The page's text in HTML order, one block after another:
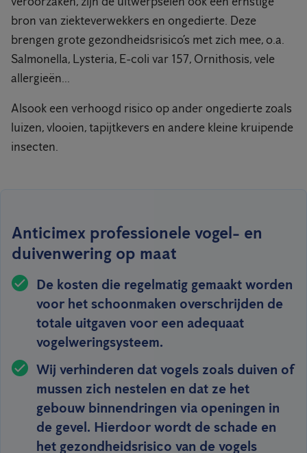
bron van ziekteverwekkers en ongedierte. Deze
brengen grote gezondheidsrisico’s met zich mee, o.a.
Salmonella, Lysteria, E-coli var 157, Ornithosis, vele
allergieën...
Alsook een verhoogd risico op ander ongedierte zoals
luizen, vlooien, tapijtkevers en andere kleine kruipende
insecten.
Anticimex professionele vogel- en
duivenwering op maat
De kosten die regelmatig gemaakt worden
voor het schoonmaken overschrijden de
totale uitgaven voor een adequaat
vogelweringsysteem.
Wij verhinderen dat vogels zoals duiven of
mussen zich nestelen en dat ze het
gebouw binnendringen via openingen in
de gevel. Hierdoor wordt de schade en
het gezondheidsrisico van de vogels